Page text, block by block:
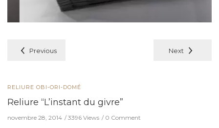
Previous Next
RELIURE OBI-ORI-DOMÉ
Reliure “L’instant du givre”
novembre 28, 2014 3396 Views 0 Comment